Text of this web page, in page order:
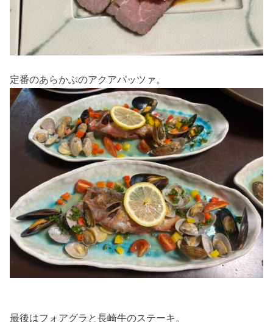
定番のあらかぶのアクアパッツァ。
最後はフォアグラと長崎牛のステーキ。